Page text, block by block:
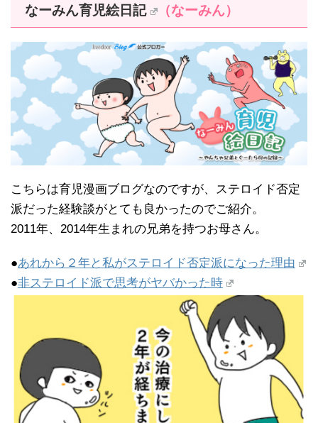
なーみん育児絵日記 （なーみん）
こちらは育児漫画ブログなのですが、ステロイド否定
派だった経験談がとても良かったのでご紹介。
2011年、2014年生まれの兄弟を持つお母さん。
●あれから２年と私がステロイド否定派になった理由
●非ステロイド派で思考がヤバかった時